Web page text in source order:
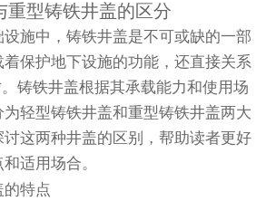
重型铸铁井盖的区分
中，铸铁井盖是不可或缺的一部
保护地下设施的功能，还直接关系
铸铁井盖根据其承载能力和使用场
轻型铸铁井盖和重型铸铁井盖两大
这两种井盖的区别，帮助读者更好
适用场合。
的特点